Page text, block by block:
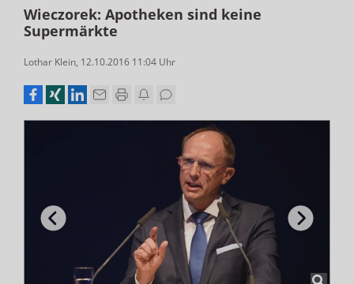
Wieczorek: Apotheken sind keine
Supermärkte
Lothar Klein, 12.10.2016 11:04 Uhr